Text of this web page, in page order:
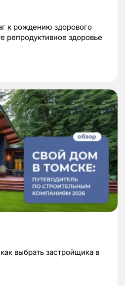
к рождению здорового
здоровье
выбрать застройщика в